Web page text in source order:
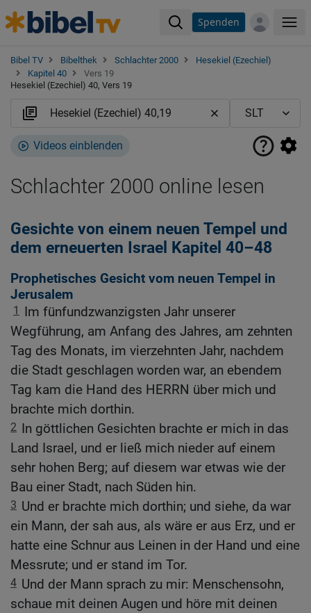
Spenden
Bibel TV Bibelthek Schlachter 2000
Hesekiel (Ezechiel)
Kapitel 40
Vers 19
Hesekiel (Ezechiel) 40, Vers 19
Videos einblenden
Schlachter 2000 online lesen
Gesichte von einem neuen Tempel und
dem erneuerten Israel Kapitel 40–48
Prophetisches Gesicht vom neuen Tempel in
Jerusalem
1
Im fünfundzwanzigsten Jahr unserer
Wegführung, am Anfang des Jahres, am zehnten
Tag des Monats, im vierzehnten Jahr, nachdem
die Stadt geschlagen worden war, an ebendem
Tag kam die Hand des HERRN über mich und
brachte mich dorthin.
2 In göttlichen Gesichten brachte er mich in das
Land Israel, und er ließ mich nieder auf einem
sehr hohen Berg; auf diesem war etwas wie der
Bau einer Stadt, nach Süden hin.
3 Und er brachte mich dorthin; und siehe, da war
ein Mann, der sah aus, als wäre er aus Erz, und er
hatte eine Schnur aus Leinen in der Hand und eine
Messrute; und er stand im Tor.
4 Und der Mann sprach zu mir: Menschensohn,
schaue mit deinen Augen und höre mit deinen